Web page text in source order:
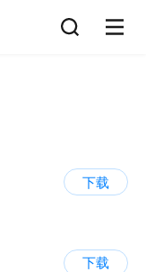
下载
下载